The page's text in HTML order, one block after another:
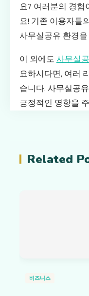
요? 여러분의 경험
요! 기존 이용자들
사무실공유 환경
이 외에도 사무실
요하시다면, 여러
습니다. 사무실공
긍정적인 영향을
Related
비즈니스